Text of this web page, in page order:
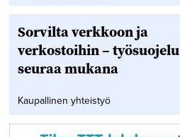
Sorvilta verkkoon ja
verkostoihin – työsuojelu
seuraa mukana
Kaupallinen yhteistyö